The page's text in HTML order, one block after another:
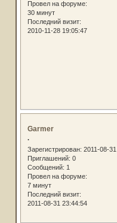
Провел на форуме:
30 минут
Последний визит:
2010-11-28 19:05:47
Garmer
.
Зарегистрирован: 2011-08-31
Приглашений: 0
Сообщений: 1
Провел на форуме:
7 минут
Последний визит:
2011-08-31 23:44:54